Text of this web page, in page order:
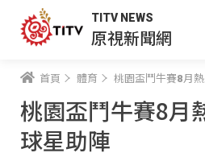
TITV NEWS
原視新聞網
首頁 體育 桃園盃鬥牛賽8月
桃園盃鬥牛賽8月
球星助陣